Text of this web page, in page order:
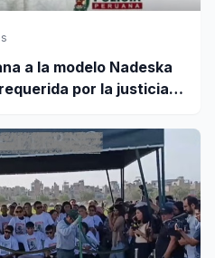
a la modelo Nadeska
por la justicia